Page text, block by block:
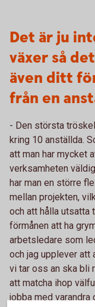
Det är ju
växer så
även ditt
från en
- Den största
kring 10 anställda.
att man har mycket
verksamheten
har man en större
mellan projekten,
och att hålla utsatta
förmånen att ha
arbetsledare som
och jag upplever att
vi tar oss an ska bli
att matcha ihop
jobba med